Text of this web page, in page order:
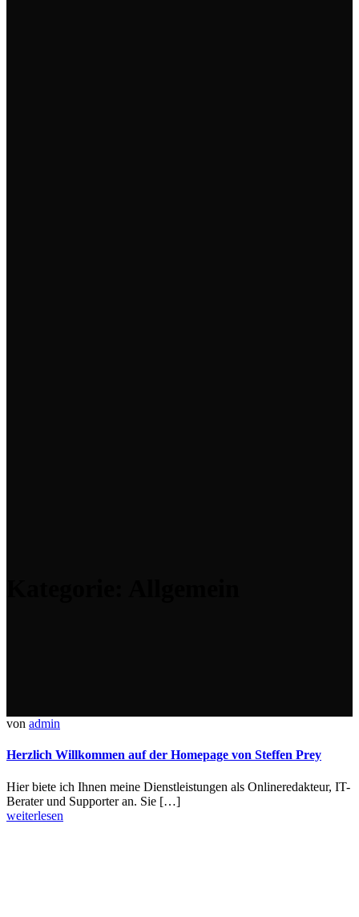
von admin
Herzlich Willkommen auf der Homepage von Steffen Prey
Hier biete ich Ihnen meine Dienstleistungen als Onlineredakteur, IT-
Berater und Supporter an. Sie […]
weiterlesen